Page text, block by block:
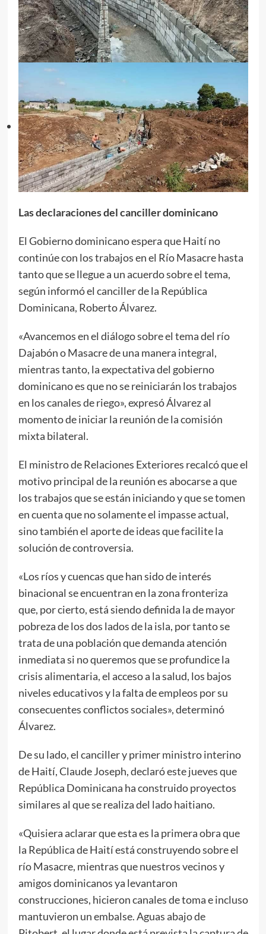
Las declaraciones del canciller dominicano
El Gobierno dominicano espera que Haití no
continúe con los trabajos en el Río Masacre hasta
tanto que se llegue a un acuerdo sobre el tema,
según informó el canciller de la República
Dominicana, Roberto Álvarez.
«Avancemos en el diálogo sobre el tema del río
Dajabón o Masacre de una manera integral,
mientras tanto, la expectativa del gobierno
dominicano es que no se reiniciarán los trabajos
en los canales de riego», expresó Álvarez al
momento de iniciar la reunión de la comisión
mixta bilateral.
El ministro de Relaciones Exteriores recalcó que el
motivo principal de la reunión es abocarse a que
los trabajos que se están iniciando y que se tomen
en cuenta que no solamente el impasse actual,
sino también el aporte de ideas que facilite la
solución de controversia.
«Los ríos y cuencas que han sido de interés
binacional se encuentran en la zona fronteriza
que, por cierto, está siendo definida la de mayor
pobreza de los dos lados de la isla, por tanto se
trata de una población que demanda atención
inmediata si no queremos que se profundice la
crisis alimentaria, el acceso a la salud, los bajos
niveles educativos y la falta de empleos por su
consecuentes conflictos sociales», determinó
Álvarez.
De su lado, el canciller y primer ministro interino
de Haití, Claude Joseph, declaró este jueves que
República Dominicana ha construido proyectos
similares al que se realiza del lado haitiano.
«Quisiera aclarar que esta es la primera obra que
la República de Haití está construyendo sobre el
río Masacre, mientras que nuestros vecinos y
amigos dominicanos ya levantaron
construcciones, hicieron canales de toma e incluso
mantuvieron un embalse. Aguas abajo de